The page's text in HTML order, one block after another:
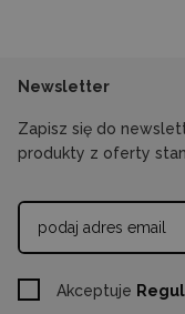
Newsletter
Zapisz się do
produkty z oferty
Akceptuje